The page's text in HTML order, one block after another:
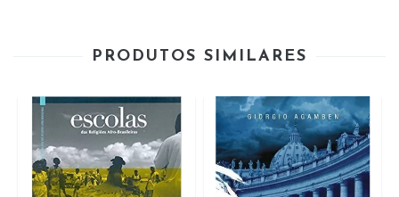
PRODUTOS SIMILARES